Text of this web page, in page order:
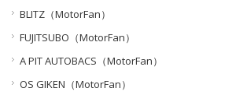
BLITZ（MotorFan）
FUJITSUBO（MotorFan）
A PIT AUTOBACS（MotorFan）
OS GIKEN（MotorFan）